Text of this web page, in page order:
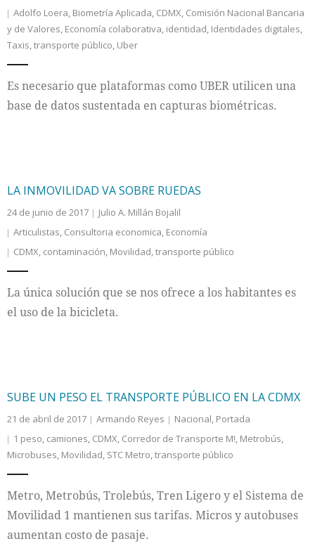
Adolfo Loera, Biometría Aplicada, CDMX, Comisión Nacional Bancaria
y de Valores, Economía colaborativa, identidad, Identidades digitales,
Taxis,transporte público, Uber
Es necesario que plataformas como UBER utilicen una
base de datos sustentada en capturas biométricas.
LA INMOVILIDAD VA SOBRE RUEDAS
24 de junio de 2017
Julio A. Millán Bojalil
Articulistas, Consultoria economica, Economía
CDMX, contaminación, Movilidad,transporte público
La única solución que se nos ofrece a los habitantes es
el uso de la bicicleta.
SUBE UN PESO EL TRANSPORTE PÚBLICO EN LA CDMX
21 de abril de 2017 Armando Reyes Nacional, Portada
1 peso, camiones, CDMX, Corredor de Transporte M!, Metrobús,
Microbuses, Movilidad, STC Metro,transporte público
Metro, Metrobús, Trolebús, Tren Ligero y el Sistema de
Movilidad 1 mantienen sus tarifas. Micros y autobuses
aumentan costo de pasaje.